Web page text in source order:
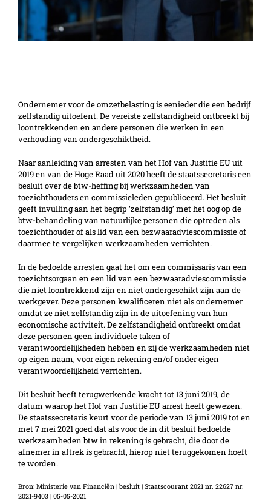
Ondernemer voor de omzetbelasting is eenieder die een bedrijf
zelfstandig uitoefent. De vereiste zelfstandigheid ontbreekt bij
loontrekkenden en andere personen die werken in een
verhouding van ondergeschiktheid.
Naar aanleiding van arresten van het Hof van Justitie EU uit
2019 en van de Hoge Raad uit 2020 heeft de staatssecretaris een
besluit over de btw-heffing bij werkzaamheden van
toezichthouders en commissieleden gepubliceerd. Het besluit
geeft invulling aan het begrip ‘zelfstandig’ met het oog op de
btw-behandeling van natuurlijke personen die optreden als
toezichthouder of als lid van een bezwaaradviescommissie of
daarmee te vergelijken werkzaamheden verrichten.
In de bedoelde arresten gaat het om een commissaris van een
toezichtsorgaan en een lid van een bezwaaradviescommissie
die niet loontrekkend zijn en niet ondergeschikt zijn aan de
werkgever. Deze personen kwalificeren niet als ondernemer
omdat ze niet zelfstandig zijn in de uitoefening van hun
economische activiteit. De zelfstandigheid ontbreekt omdat
deze personen geen individuele taken of
verantwoordelijkheden hebben en zij de werkzaamheden niet
op eigen naam, voor eigen rekening en/of onder eigen
verantwoordelijkheid verrichten.
Dit besluit heeft terugwerkende kracht tot 13 juni 2019, de
datum waarop het Hof van Justitie EU arrest heeft gewezen.
De staatssecretaris keurt voor de periode van 13 juni 2019 tot en
met 7 mei 2021 goed dat als voor de in dit besluit bedoelde
werkzaamheden btw in rekening is gebracht, die door de
afnemer in aftrek is gebracht, hierop niet teruggekomen hoeft
te worden.
Bron: Ministerie van Financiën | besluit | Staatscourant 2021 nr. 22627 nr.
2021-9403 | 05-05-2021